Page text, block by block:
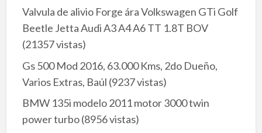
Valvula de alivio Forge ára Volkswagen GTi Golf
Beetle Jetta Audi A3 A4 A6 TT 1.8T BOV
(21357 vistas)
Gs 500 Mod 2016, 63.000 Kms, 2do Dueño,
Varios Extras, Baúl (9237 vistas)
BMW 135i modelo 2011 motor 3000 twin
power turbo(8956 vistas)